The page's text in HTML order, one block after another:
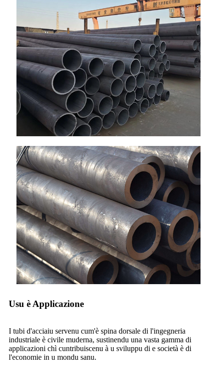
Usu è Applicazione
I tubi d'acciaiu servenu cum'è spina dorsale di l'ingegneria
industriale è civile muderna, sustinendu una vasta gamma di
applicazioni chì cuntribuiscenu à u sviluppu di e società è di
l'economie in u mondu sanu.